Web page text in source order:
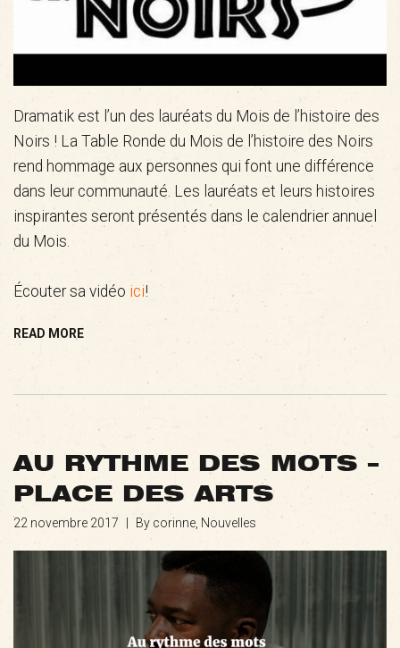
Dramatik est l’un des lauréats du Mois de l’histoire des
Noirs ! La Table Ronde du Mois de l’histoire des Noirs
rend hommage aux personnes qui font une différence
dans leur communauté. Les lauréats et leurs histoires
inspirantes seront présentés dans le calendrier annuel
du Mois.
Écouter sa vidéo ici!
READ MORE
AU RYTHME DES MOTS –
PLACE DES ARTS
22 novembre 2017 By corinne, Nouvelles